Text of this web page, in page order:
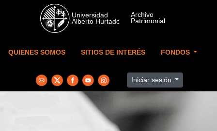
Skip to main content
QUIENES SOMOS SITIOS DE INTERÉS FONDOS
Iniciar sesión